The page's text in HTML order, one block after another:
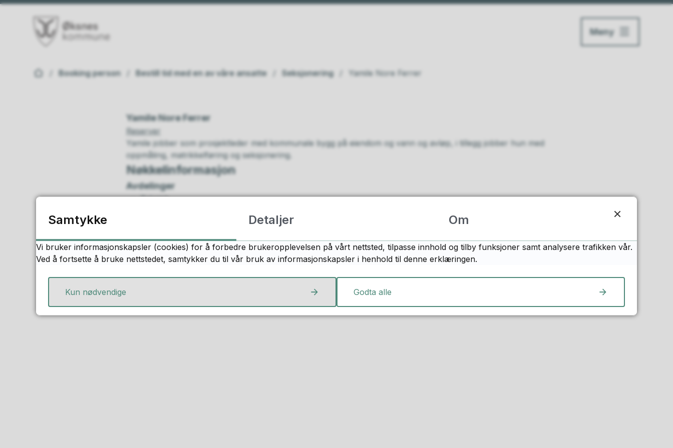
Meny
Du er her:Booking person Bestill tid med en av våre ansatte Seksjonering Yamile Nore Ferrer
Yamile Nore Ferrer
Reserver
Yamile jobber som prosjektleder med kommunale bygg på eiendom og vann og avløp, i tillegg jobber hun med
oppmåling, matrikkelføring og seksjonering.
Nøkkelinformasjon
Avdelinger
Teknisk
Samtykke Detaljer Om
Vi bruker informasjonskapsler (cookies) for å forbedre brukeropplevelsen på vårt nettsted, tilpasse innhold og tilby funksjoner samt analysere trafikken vår.
Ved å fortsette å bruke nettstedet, samtykker du til vår bruk av informasjonskapsler i henhold til denne erklæringen.
Kun nødvendige Godta alle